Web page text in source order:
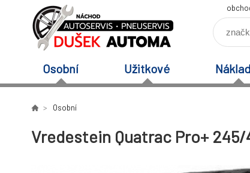
Osobní Užitkové
Osobní
Vredestein Quatrac Pro+ 245/